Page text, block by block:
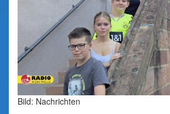
Bild: Nachrichten